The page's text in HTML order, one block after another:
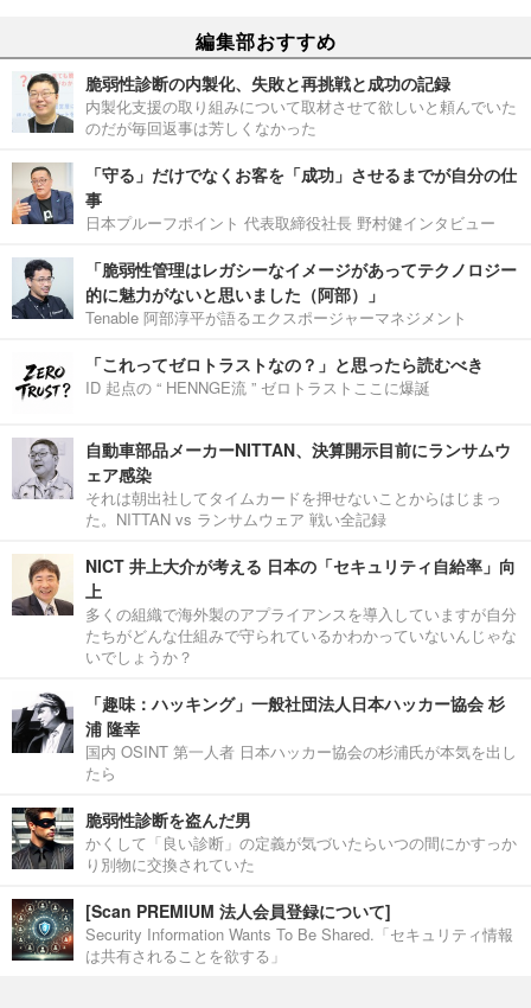
編集部おすすめ
脆弱性診断の内製化、失敗と再挑戦と成功の記録
内製化支援の取り組みについて取材させて欲しいと頼んでいた
のだが毎回返事は芳しくなかった
「守る」だけでなくお客を「成功」させるまでが自分の仕
事
日本プルーフポイント 代表取締役社長 野村健インタビュー
「脆弱性管理はレガシーなイメージがあってテクノロジー
的に魅力がないと思いました（阿部）」
Tenable 阿部淳平が語るエクスポージャーマネジメント
「これってゼロトラストなの？」と思ったら読むべき
ID 起点の “ HENNGE流 ” ゼロトラストここに爆誕
自動車部品メーカーNITTAN、決算開示目前にランサムウ
ェア感染
それは朝出社してタイムカードを押せないことからはじまっ
た。NITTAN vs ランサムウェア 戦い全記録
NICT 井上大介が考える 日本の「セキュリティ自給率」向
上
多くの組織で海外製のアプライアンスを導入していますが自分
たちがどんな仕組みで守られているかわかっていないんじゃな
いでしょうか？
「趣味：ハッキング」一般社団法人日本ハッカー協会 杉
浦 隆幸
国内 OSINT 第一人者 日本ハッカー協会の杉浦氏が本気を出し
たら
脆弱性診断を盗んだ男
かくして「良い診断」の定義が気づいたらいつの間にかすっか
り別物に交換されていた
[Scan PREMIUM 法人会員登録について]
Security Information Wants To Be Shared.「セキュリティ情報
は共有されることを欲する」